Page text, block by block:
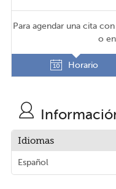
Para agendar una cita
o
Horario
Idiomas
Español